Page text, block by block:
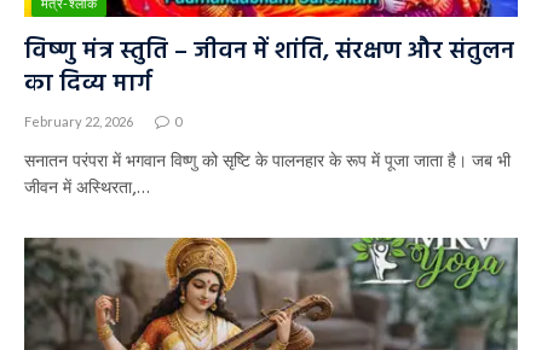
विष्णु मंत्र स्तुति – जीवन में शांति, संरक्षण और संतुलन
का दिव्य मार्ग
February 22, 2026 0
सनातन परंपरा में भगवान विष्णु को सृष्टि के पालनहार के रूप में पूजा जाता है। जब भी
जीवन में अस्थिरता,…